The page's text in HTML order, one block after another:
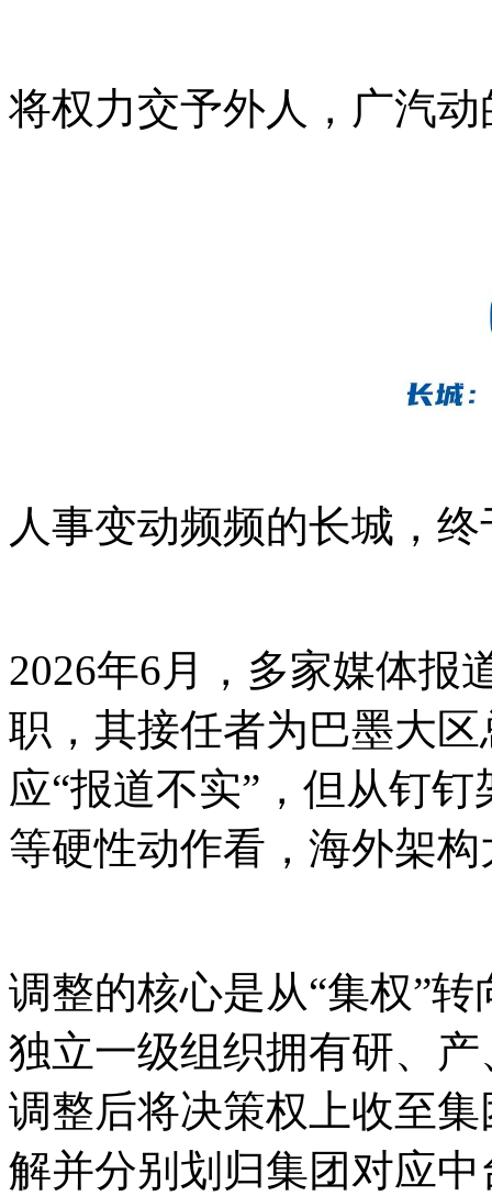
将权力交予外人，广汽
人事变动频频的长城，
2026年6月，多家媒体报
职，其接任者为巴墨大
应“报道不实”，但从钉
等硬性动作看，海外架
调整的核心是从“集权”转
独立一级组织拥有研、
调整后将决策权上收至
解并分别划归集团对应中